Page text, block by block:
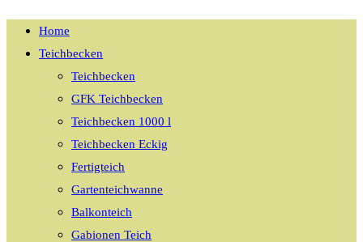
Home
Teichbecken
Teichbecken
GFK Teichbecken
Teichbecken 1000 l
Teichbecken Eckig
Fertigteich
Gartenteichwanne
Balkonteich
Gabionen Teich